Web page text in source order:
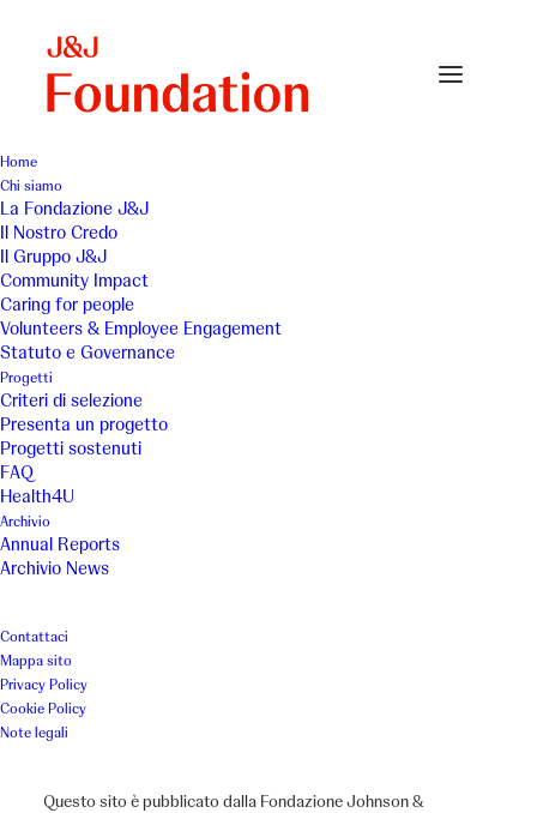
Home
Chi siamo
La Fondazione J&J
Il Nostro Credo
Il Gruppo J&J
Community Impact
Caring for people
Volunteers & Employee Engagement
Statuto e Governance
Progetti
Criteri di selezione
Presenta un progetto
Progetti sostenuti
FAQ
Health4U
Archivio
Annual Reports
Archivio News
Contattaci
Mappa sito
Privacy Policy
Cookie Policy
Note legali
Questo sito è pubblicato dalla Fondazione Johnson &